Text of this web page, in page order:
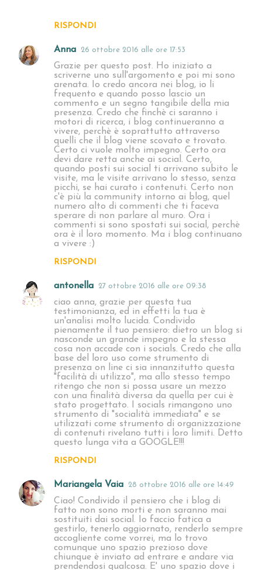
RISPONDI
Anna 26 ottobre 2016 alle ore 17:53
Grazie per questo post. Ho iniziato a
scriverne uno sull'argomento e poi mi sono
arenata. Io credo ancora nei blog, io li
frequento e quando posso lascio un
commento e un segno tangibile della mia
presenza. Credo che finchè ci saranno i
motori di ricerca, i blog continueranno a
vivere, perchè è soprattutto attraverso
quelli che il blog viene scovato e trovato.
Certo ci vuole molto impegno. Certo ora
devi dare retta anche ai social. Certo,
quando posti sui social ti arrivano subito le
visite, ma le visite arrivano lo stesso, senza
picchi, se hai curato i contenuti. Certo non
c'è più la community intorno ai blog, quel
numero alto di commenti che ti faceva
sperare di non parlare al muro. Ora i
commenti si sono spostati sui social, perchè
ora è il loro momento. Ma i blog continuano
a vivere :)
RISPONDI
antonella 27 ottobre 2016 alle ore 09:38
ciao anna, grazie per questa tua
testimonianza, ed in effetti la tua è
un'analisi molto lucida. Condivido
pienamente il tuo pensiero: dietro un blog si
nasconde un grande impegno e la stessa
cosa non accade con i socials. Credo che alla
base del loro uso come strumento di
presenza on line ci sia innanzitutto questa
"facilità di utilizzo", ma allo stesso tempo
ritengo che non si possa usare un mezzo
con una finalità diversa da quella per cui è
stato progettato. I socials rimangono uno
strumento di "socialità immediata" e se
utilizzati come strumento di organizzazione
di contenuti rivelano tutti i loro limiti. Detto
questo lunga vita a GOOGLE!!!
RISPONDI
Mariangela Vaia 28 ottobre 2016 alle ore 14:49
Ciao! Condivido il pensiero che i blog di
fatto non sono morti e non saranno mai
sostituiti dai social. Io faccio fatica a
gestirlo, tenerlo aggiornato, renderlo sempre
accogliente come vorrei, ma lo trovo
comunque uno spazio prezioso dove
chiunque è inviato ad entrare e andare via
prendendosi qualcosa. E' uno spazio dove i